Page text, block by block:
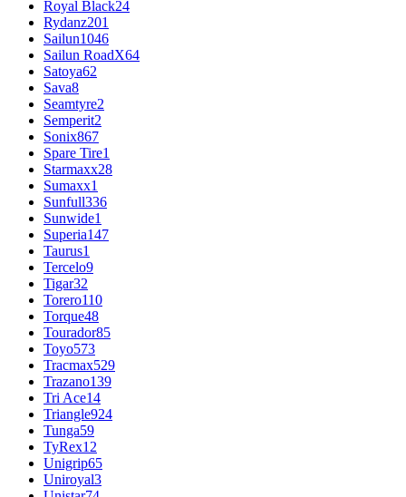
Royal Black24
Rydanz201
Sailun1046
Sailun RoadX64
Satoya62
Sava8
Seamtyre2
Semperit2
Sonix867
Spare Tire1
Starmaxx28
Sumaxx1
Sunfull336
Sunwide1
Superia147
Taurus1
Tercelo9
Tigar32
Torero110
Torque48
Tourador85
Toyo573
Tracmax529
Trazano139
Tri Ace14
Triangle924
Tunga59
TyRex12
Unigrip65
Uniroyal3